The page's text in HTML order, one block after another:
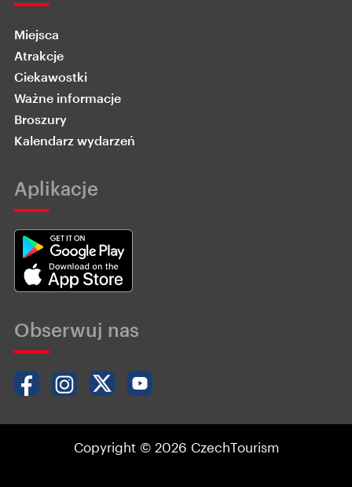
Miejsca
Atrakcje
Ciekawostki
Ważne informacje
Broszury
Kalendarz wydarzeń
Aplikacje
Obserwuj nas
Copyright © 2026 CzechTourism